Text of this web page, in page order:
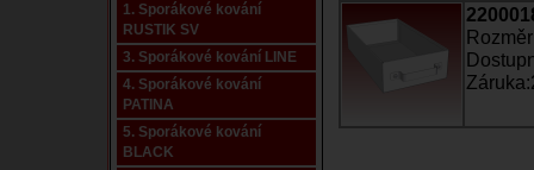
1. Sporákové kování
RUSTIK SV
3. Sporákové kování LINE
4. Sporákové kování
PATINA
5. Sporákové kování
BLACK